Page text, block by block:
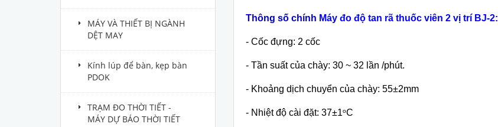
MÁY VÀ THIẾT BỊ NGÀNH
DỆT MAY
Kính lúp để bàn, kẹp bàn
PDOK
TRẠM ĐO THỜI TIẾT -
MÁY DỰ BÁO THỜI TIẾT
Thông số chính Máy đo độ tan rã thuốc viên 2 vị trí BJ-2:
- Cốc đựng: 2 cốc
- Tần suất của chày: 30 ~ 32 lần /phút.
- Khoảng dịch chuyển của chày: 55±2mm
- Nhiệt độ cài đặt: 37±1oC